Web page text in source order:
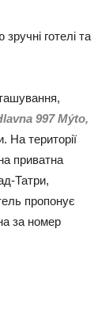
готелі та
997 Mýto,
На території
приватна
Татри,
пропонує
за номер